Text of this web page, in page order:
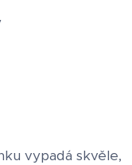
vypadá skvěle,